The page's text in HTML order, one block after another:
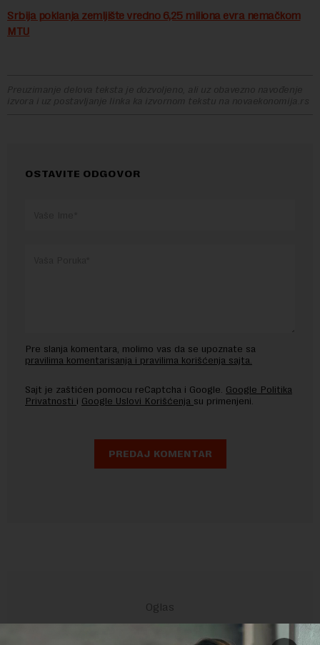
Srbija poklanja zemljište vredno 6,25 miliona evra nemačkom
MTU
Preuzimanje delova teksta je dozvoljeno, ali uz obavezno navođenje
izvora i uz postavljanje linka ka izvornom tekstu na novaekonomija.rs
OSTAVITE ODGOVOR
Pre slanja komentara, molimo vas da se upoznate sa
pravilima komentarisanja i pravilima korišćenja sajta.
Sajt je zaštićen pomocu reCaptcha i Google. Google Politika
Privatnosti i Google Uslovi Korišćenja su primenjeni.